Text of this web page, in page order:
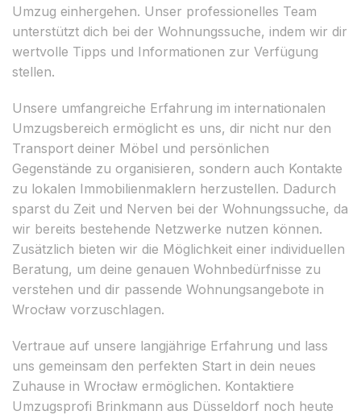
Umzug einhergehen. Unser professionelles Team
unterstützt dich bei der Wohnungssuche, indem wir dir
wertvolle Tipps und Informationen zur Verfügung
stellen.
Unsere umfangreiche Erfahrung im internationalen
Umzugsbereich ermöglicht es uns, dir nicht nur den
Transport deiner Möbel und persönlichen
Gegenstände zu organisieren, sondern auch Kontakte
zu lokalen Immobilienmaklern herzustellen. Dadurch
sparst du Zeit und Nerven bei der Wohnungssuche, da
wir bereits bestehende Netzwerke nutzen können.
Zusätzlich bieten wir die Möglichkeit einer individuellen
Beratung, um deine genauen Wohnbedürfnisse zu
verstehen und dir passende Wohnungsangebote in
Wrocław vorzuschlagen.
Vertraue auf unsere langjährige Erfahrung und lass
uns gemeinsam den perfekten Start in dein neues
Zuhause in Wrocław ermöglichen. Kontaktiere
Umzugsprofi Brinkmann aus Düsseldorf noch heute